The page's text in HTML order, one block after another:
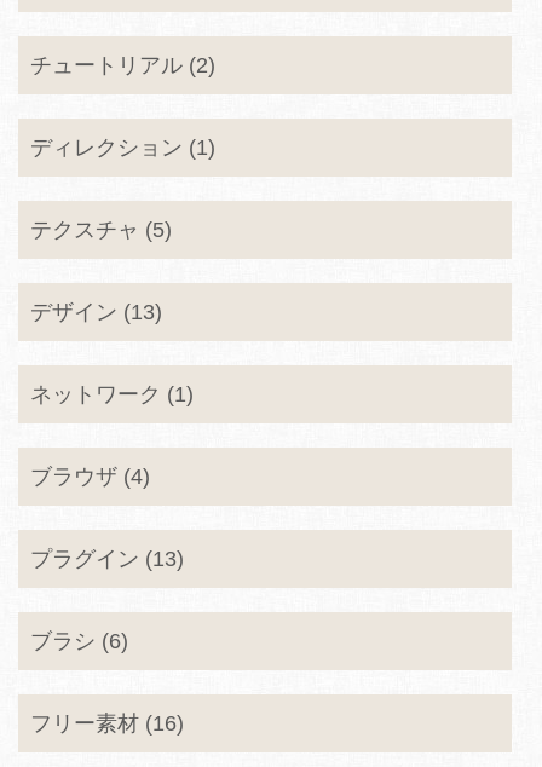
チュートリアル (2)
ディレクション (1)
テクスチャ (5)
デザイン (13)
ネットワーク (1)
ブラウザ (4)
プラグイン (13)
ブラシ (6)
フリー素材 (16)